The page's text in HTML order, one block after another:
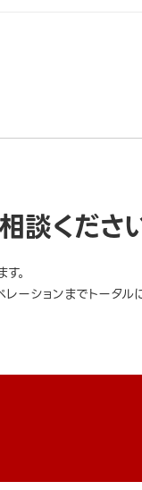
談くださ
。
ーションまでトータル